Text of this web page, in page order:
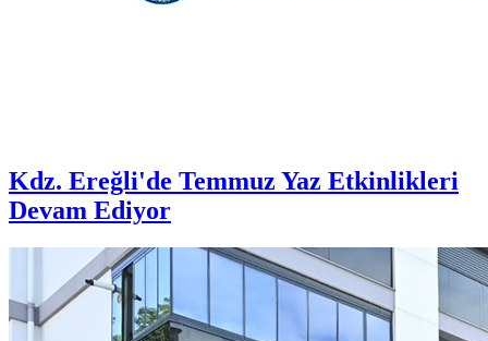
Kdz. Ereğli'de Temmuz Yaz Etkinlikleri
Devam Ediyor